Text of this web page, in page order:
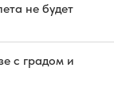
не будет
с градом и